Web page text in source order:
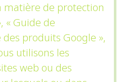
matière de protection
« Guide de
produits Google »,
utilisons les
web ou des